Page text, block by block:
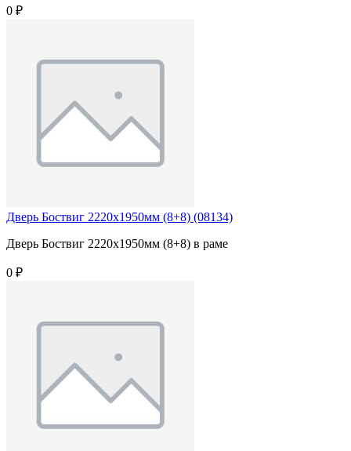
0 ₽
Дверь Боствиг 2220х1950мм (8+8) (08134)
Дверь Боствиг 2220х1950мм (8+8) в раме
0 ₽